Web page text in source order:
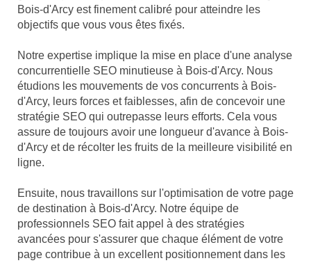
Bois-d'Arcy est finement calibré pour atteindre les
objectifs que vous vous êtes fixés.
Notre expertise implique la mise en place d'une analyse
concurrentielle SEO minutieuse à Bois-d'Arcy. Nous
étudions les mouvements de vos concurrents à Bois-
d'Arcy, leurs forces et faiblesses, afin de concevoir une
stratégie SEO qui outrepasse leurs efforts. Cela vous
assure de toujours avoir une longueur d'avance à Bois-
d'Arcy et de récolter les fruits de la meilleure visibilité en
ligne.
Ensuite, nous travaillons sur l'optimisation de votre page
de destination à Bois-d'Arcy. Notre équipe de
professionnels SEO fait appel à des stratégies
avancées pour s'assurer que chaque élément de votre
page contribue à un excellent positionnement dans les